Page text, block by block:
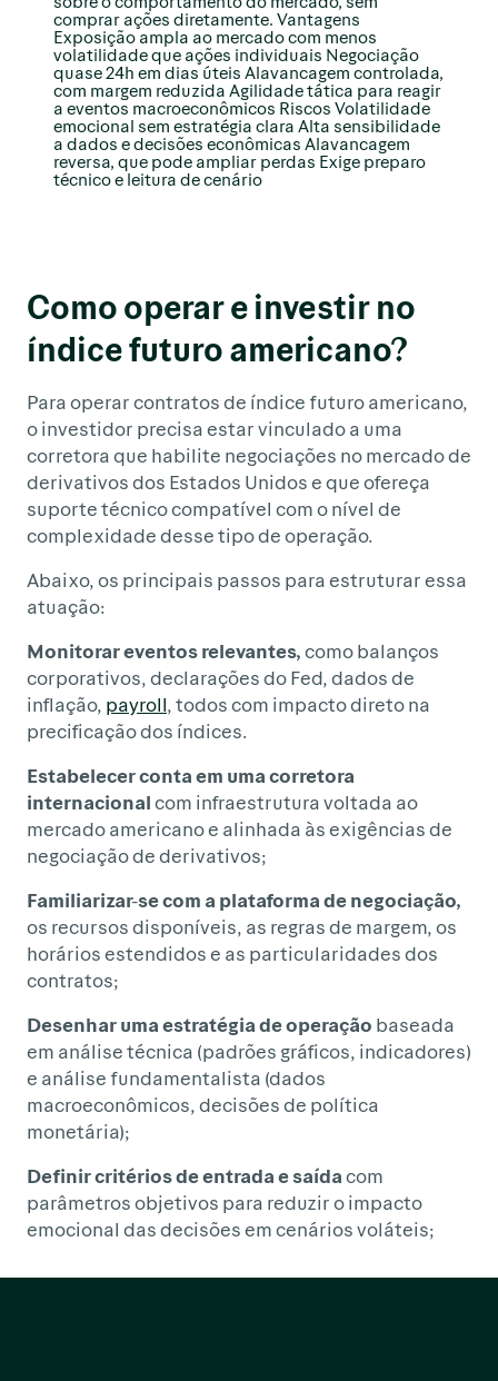
Como operar e investir no
índice futuro americano?
Para operar contratos de índice futuro americano,
o investidor precisa estar vinculado a uma
corretora que habilite negociações no mercado de
derivativos dos Estados Unidos e que ofereça
suporte técnico compatível com o nível de
complexidade desse tipo de operação.
Abaixo, os principais passos para estruturar essa
atuação:
Monitorar eventos relevantes,como balanços
corporativos, declarações do Fed, dados de
inflação, payroll, todos com impacto direto na
precificação dos índices.
Estabelecer conta em uma corretora
internacionalcom infraestrutura voltada ao
mercado americano e alinhada às exigências de
negociação de derivativos;
Familiarizar-se com a plataforma de negociação,
os recursos disponíveis, as regras de margem, os
horários estendidos e as particularidades dos
contratos;
Desenhar uma estratégia de operação baseada
em análise técnica (padrões gráficos, indicadores)
e análise fundamentalista (dados
macroeconômicos, decisões de política
monetária);
Definir critérios de entrada e saídacom
parâmetros objetivos para reduzir o impacto
emocional das decisões em cenários voláteis;